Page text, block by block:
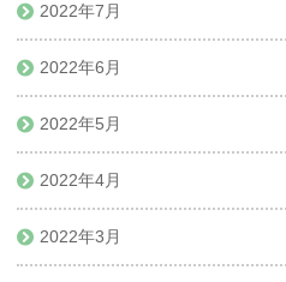
2022年7月
2022年6月
2022年5月
2022年4月
2022年3月